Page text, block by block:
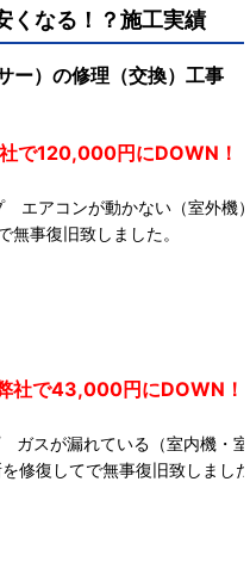
くなる！？施工実績
）の修理（交換）工事
で120,000円に
エアコンが動かない（室外機
無事復旧致しました。
で43,000円にDOWN！
スが漏れている（室内機・
修復してで無事復旧致しまし